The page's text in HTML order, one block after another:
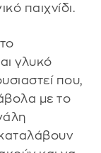
παιχνίδι.
γλυκό
που,
με το